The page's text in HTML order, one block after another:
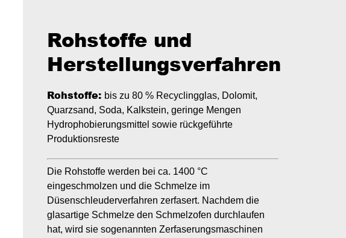
Rohstoffe und
Herstellungsverfahren
Rohstoffe: bis zu 80 % Recyclingglas, Dolomit,
Quarzsand, Soda, Kalkstein, geringe Mengen
Hydrophobierungsmittel sowie rückgeführte
Produktionsreste
Die Rohstoffe werden bei ca. 1400 °C
eingeschmolzen und die Schmelze im
Düsenschleuderverfahren zerfasert. Nachdem die
glasartige Schmelze den Schmelzofen durchlaufen
hat, wird sie sogenannten Zerfaserungsmaschinen